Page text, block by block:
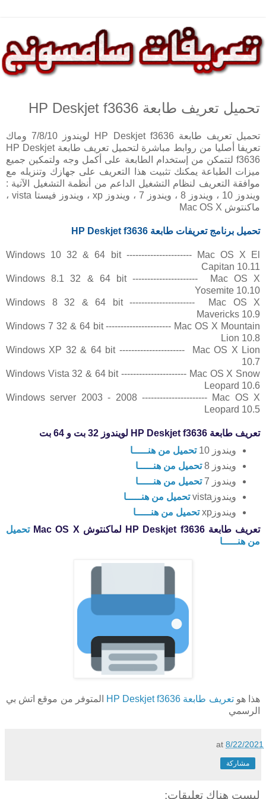
تحميل تعريف طابعة HP Deskjet f3636
تحميل تعريف طابعة HP Deskjet f3636 لويندوز 7/8/10 وماك
تعريفا أصليا من روابط مباشرة لتحميل تعريف طابعة HP Deskjet
f3636 لتتمكن من إستخدام الطابعة على أكمل وجه ولتمكين جميع
ميزات الطباعة يمكنك تثبيت هذا التعريف على جهازك وتنزيله مع
موافقة التعريف لنظام التشغيل الداعم من أنظمة التشغيل الآتية :
ويندوز 10 ، ويندوز 8 ، ويندوز 7 ، ويندوز xp ، ويندوز فيستا vista ،
ماكنتوش Mac OS X
تحميل برنامج تعريفات طابعة HP Deskjet f3636
Windows 10 32 & 64 bit ---------------------- Mac OS X El
Capitan 10.11
Windows 8.1 32 & 64 bit ---------------------- Mac OS X
Yosemite 10.10
Windows 8 32 & 64 bit ---------------------- Mac OS X
Mavericks 10.9
Windows 7 32 & 64 bit ---------------------- Mac OS X Mountain
Lion 10.8
Windows XP 32 & 64 bit ---------------------- Mac OS X Lion
10.7
Windows Vista 32 & 64 bit ---------------------- Mac OS X Snow
Leopard 10.6
Windows server 2003 - 2008 ---------------------- Mac OS X
Leopard 10.5
تعريف طابعة HP Deskjet f3636 لويندوز 32 بت و 64 بت
ويندوز 10
تحميل من هنـــــا
ويندوز 8
تحميل من هنـــــا
ويندوز 7
تحميل من هنـــــا
ويندوزvista
تحميل من هنـــــا
ويندوزxp
تحميل من هنـــــا
تعريف طابعة HP Deskjet f3636 لماكنتوش
Mac OS X
تحميل
من هنـــــا
هذا هوتعريف طابعة HP Deskjet f3636
المتوفر من موقع اتش بي
الرسمي
at8/22/2021
مشاركة
ليست هناك تعليقات: